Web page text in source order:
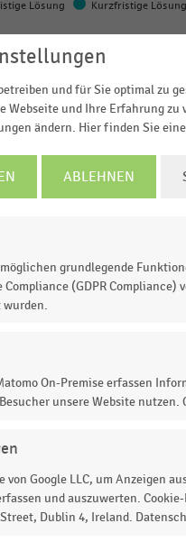
Lösung Kurzfristige Lösung
EHI-Studie „Versand-
von Lagerhaltung,
Online-Händler
Offline eine
Statistik? Jetzt
und für Sie optimal zu
Webseite und Ihre Erfahrung
ändern. Hier finden Sie
ABLEHNEN
grundlegende
(GDPR
wurden.
On-Premise erfassen
unsere Website
von Google LLC, um
und auszuwerten.
Street, Dublin 4, Ireland.